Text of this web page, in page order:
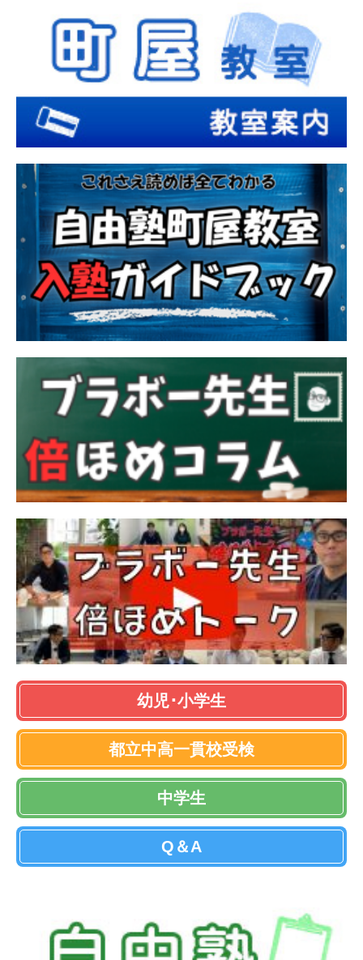
幼児･小学生
都立中高一貫校受検
中学生
Q＆A